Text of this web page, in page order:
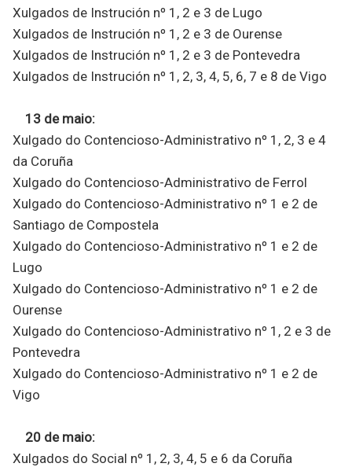
Xulgados de Instrución nº 1, 2 e 3 de Lugo
Xulgados de Instrución nº 1, 2 e 3 de Ourense
Xulgados de Instrución nº 1, 2 e 3 de Pontevedra
Xulgados de Instrución nº 1, 2, 3, 4, 5, 6, 7 e 8 de Vigo
13 de maio:
Xulgado do Contencioso-Administrativo nº 1, 2, 3 e 4
da Coruña
Xulgado do Contencioso-Administrativo de Ferrol
Xulgado do Contencioso-Administrativo nº 1 e 2 de
Santiago de Compostela
Xulgado do Contencioso-Administrativo nº 1 e 2 de
Lugo
Xulgado do Contencioso-Administrativo nº 1 e 2 de
Ourense
Xulgado do Contencioso-Administrativo nº 1, 2 e 3 de
Pontevedra
Xulgado do Contencioso-Administrativo nº 1 e 2 de
Vigo
20 de maio:
Xulgados do Social nº 1, 2, 3, 4, 5 e 6 da Coruña